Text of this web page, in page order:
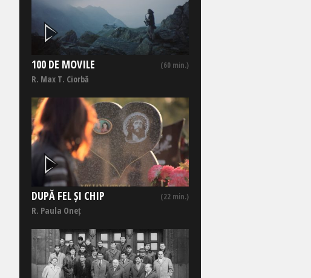
100 DE MOVILE (60 min.)
R. Max T. Ciorbă
DUPĂ FEL ȘI CHIP (22 min.)
R. Paula Oneț